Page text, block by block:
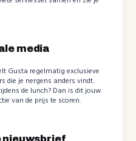
media
Gusta regelmatig exclusieve
die je nergens anders vindt.
de lunch? Dan is dit jouw
van de prijs te scoren.